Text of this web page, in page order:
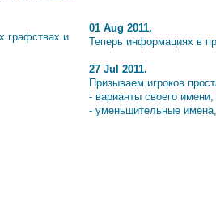
графствах и
01 Aug 2011.
Теперь информациях в
27 Jul 2011.
Призываем игроков
- варианты своего
- уменьшительные имена,